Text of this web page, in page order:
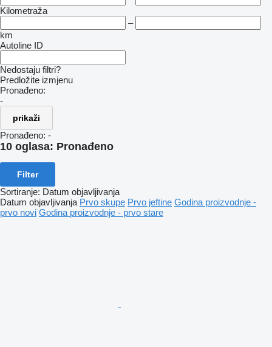
Kilometraža
–
km
Autoline ID
Nedostaju filtri?
Predložite izmjenu
Pronađeno:
-
prikaži
Pronađeno: -
10 oglasa: Pronađeno
Filter
Sortiranje: Datum objavljivanja
Datum objavljivanja Prvo skupe Prvo jeftine Godina proizvodnje -
prvo novi Godina proizvodnje - prvo stare